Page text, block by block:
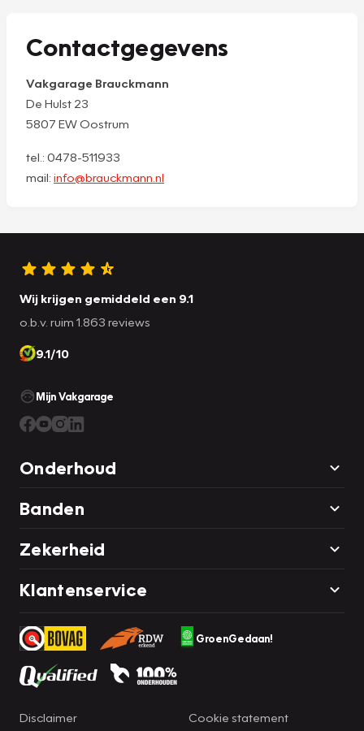
Contactgegevens
Vakgarage Brauckmann
De Hulst 23
5807 EW Oostrum
tel.: 0478-511933
mail: info@brauckmann.nl
Wij krijgen gemiddeld een 9.1
o.b.v. ruim 1.863 reviews
9.1/10
Mijn Vakgarage
Onderhoud
Banden
Zekerheid
Klantenservice
GroenGedaan!
Disclaimer Cookie statement